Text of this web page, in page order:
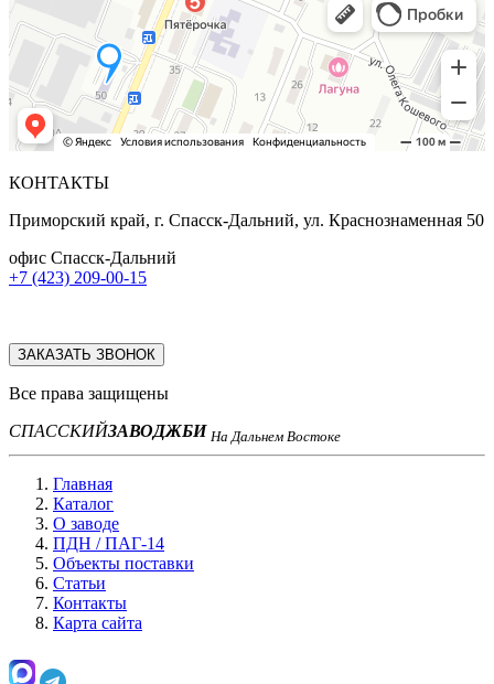
КОНТАКТЫ
Приморский край, г. Спасск-Дальний, ул. Краснознаменная 50
офис Спасск-Дальний
+7 (423) 209-00-15
ЗАКАЗАТЬ ЗВОНОК
Все права защищены
СПАССКИЙЗАВОДЖБИ На Дальнем Востоке
Главная
Каталог
О заводе
ПДН / ПАГ-14
Объекты поставки
Статьи
Контакты
Карта сайта